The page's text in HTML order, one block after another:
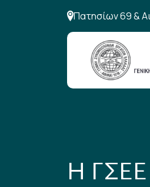
Πατησίων 69 &
Η ΓΣΕΕ